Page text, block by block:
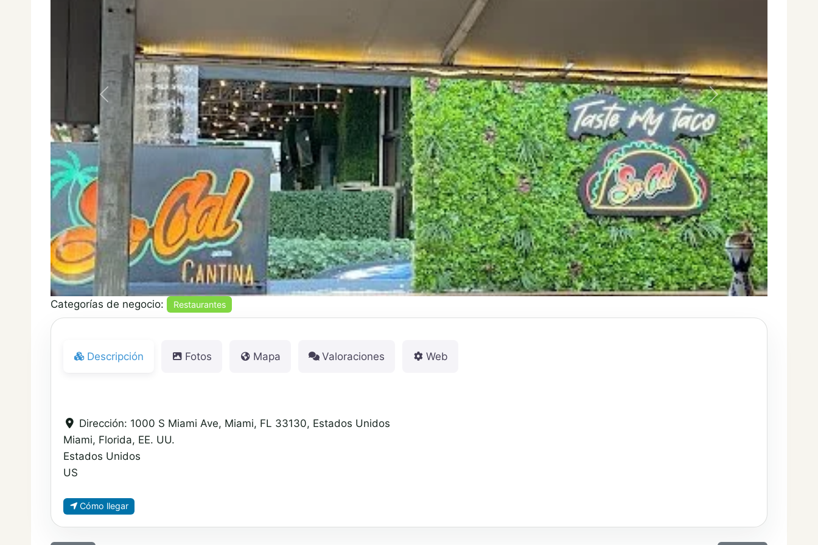
Anterior Siguiente
Categorías de negocio: Restaurantes
Descripción Fotos Mapa Valoraciones Web
Dirección: 1000 S Miami Ave, Miami, FL 33130, Estados Unidos
Miami, Florida, EE. UU.
Estados Unidos
US
Cómo llegar